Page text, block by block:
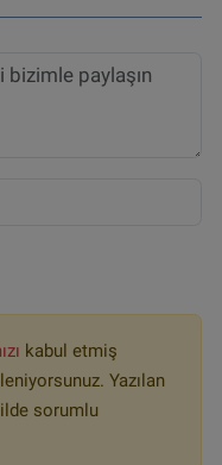
kabul etmiş
Yazılan
sorumlu